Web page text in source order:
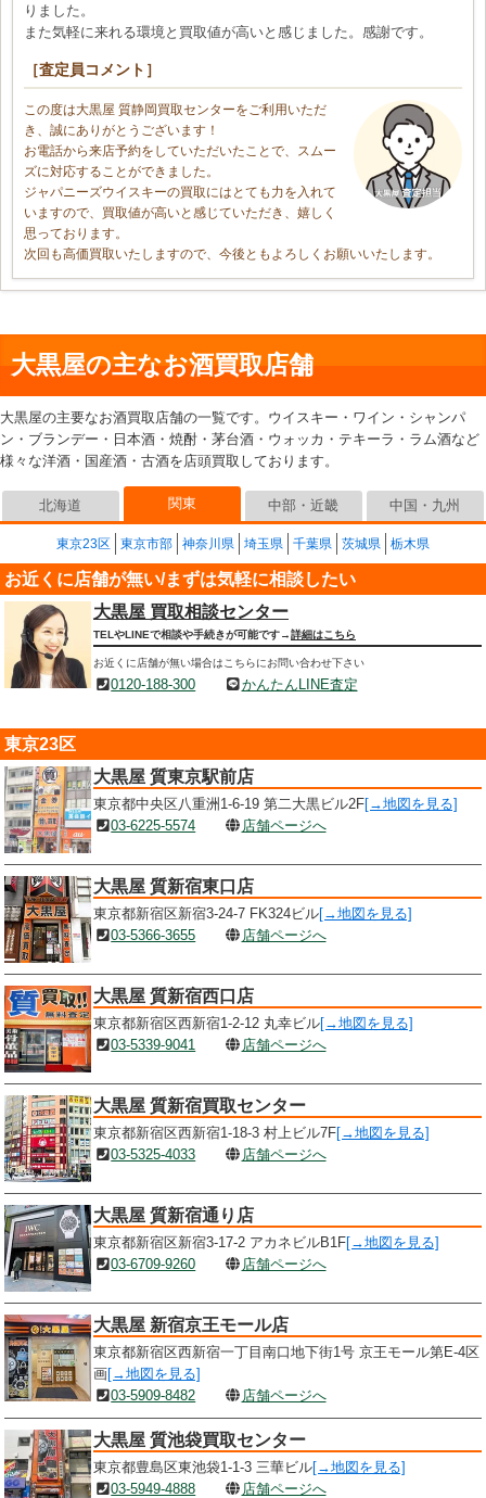
りました。
また気軽に来れる環境と買取値が高いと感じました。感謝です。
［査定員コメント］
この度は大黒屋 質静岡買取センターをご利用いただ
き、誠にありがとうございます！
お電話から来店予約をしていただいたことで、スムー
ズに対応することができました。
ジャパニーズウイスキーの買取にはとても力を入れて
いますので、買取値が高いと感じていただき、嬉しく
思っております。
次回も高価買取いたしますので、今後ともよろしくお願いいたします。
大黒屋の主なお酒買取店舗
大黒屋の主要なお酒買取店舗の一覧です。ウイスキー・ワイン・シャンパ
ン・ブランデー・日本酒・焼酎・茅台酒・ウォッカ・テキーラ・ラム酒など
様々な洋酒・国産酒・古酒を店頭買取しております。
北海道 関東 中部・近畿 中国・九州
東京23区 東京市部 神奈川県 埼玉県 千葉県 茨城県 栃木県
お近くに店舗が無い/まずは気軽に相談したい
大黒屋 買取相談センター
TELやLINEで相談や手続きが可能です→詳細はこちら
お近くに店舗が無い場合はこちらにお問い合わせ下さい
0120-188-300 かんたんLINE査定
東京23区
大黒屋 質東京駅前店
東京都中央区八重洲1-6-19 第二大黒ビル2F[→地図を見る]
03-6225-5574
店舗ページへ
大黒屋 質新宿東口店
東京都新宿区新宿3-24-7 FK324ビル[→地図を見る]
03-5366-3655
店舗ページへ
大黒屋 質新宿西口店
東京都新宿区西新宿1-2-12 丸幸ビル[→地図を見る]
03-5339-9041
店舗ページへ
大黒屋 質新宿買取センター
東京都新宿区西新宿1-18-3 村上ビル7F[→地図を見る]
03-5325-4033
店舗ページへ
大黒屋 質新宿通り店
東京都新宿区新宿3-17-2 アカネビルB1F[→地図を見る]
03-6709-9260
店舗ページへ
大黒屋 新宿京王モール店
東京都新宿区西新宿一丁目南口地下街1号 京王モール第E-4区
画[→地図を見る]
03-5909-8482
店舗ページへ
大黒屋 質池袋買取センター
東京都豊島区東池袋1-1-3 三華ビル[→地図を見る]
03-5949-4888
店舗ページへ